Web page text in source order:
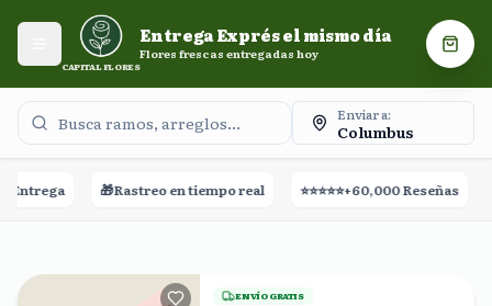
Entrega Exprés el mismo día. Flores frescas entregadas
Abrir menú
CAPITAL FLORES
Entrega Exprés el mismo día
Flores frescas entregadas hoy
Enviar a:
Columbus
Rastreo en tiempo real ⭐⭐⭐⭐⭐+60,000 Reseñas 🚀Entrega el
ENVÍO GRATIS